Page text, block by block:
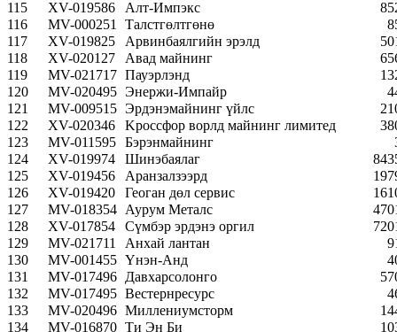
115
XV-019586 Алт-Импэкс
116
MV-000251 Талстгөлтгөнө
117
XV-019825 Арвинбаялгийн эрэлд
118
XV-020127 Авад майнинг
119
MV-021717 Пауэрлэнд
120
MV-020495 Энержи-Импайр
121
MV-009515 Эрдэнэмайнинг үйлс
122
XV-020346 Kроссфор ворлд майнинг лимитед
123
MV-011595 Бэрэнмайнинг
124
XV-019974 Шинэбаялаг
125
XV-019456 Аранзалзээрд
126
XV-019420 Геоган дөл сервис
127
MV-018354 Аурум Металс
128
XV-017854 Сүмбэр эрдэнэ оргил
129
MV-021711 Анхай лантан
130
MV-001455 Үнэн-Анд
131
MV-017496 Давхарсолонго
132
MV-017495 Вестернресурс
133
MV-020496 Миллениумсторм
134
MV-016870 Ти Эн Би